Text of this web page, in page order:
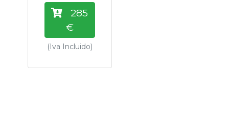
Empresa
Contacto
285
€
(Iva Incluido)